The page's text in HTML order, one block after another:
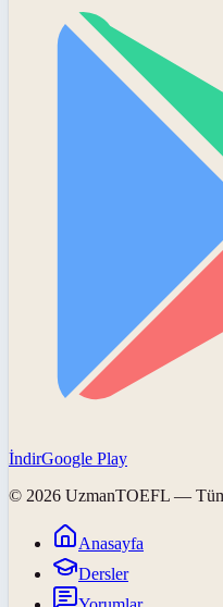
İndirGoogle Play
© 2026 UzmanTOEFL — Tüm
Anasayfa
Dersler